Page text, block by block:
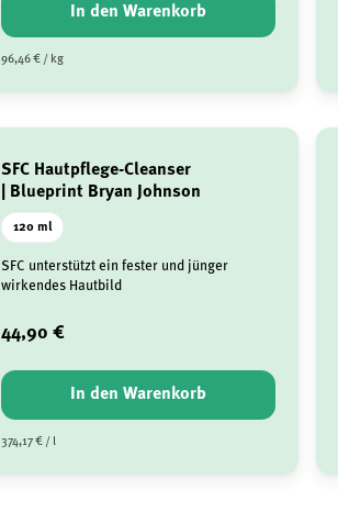
In den Warenkorb
96,46 € / kg
SFC Hautpflege-Cleanser
| Blueprint Bryan Johnson
120 ml
SFC unterstützt ein fester und jünger
wirkendes Hautbild
44,90 €
In den Warenkorb
374,17 € / l